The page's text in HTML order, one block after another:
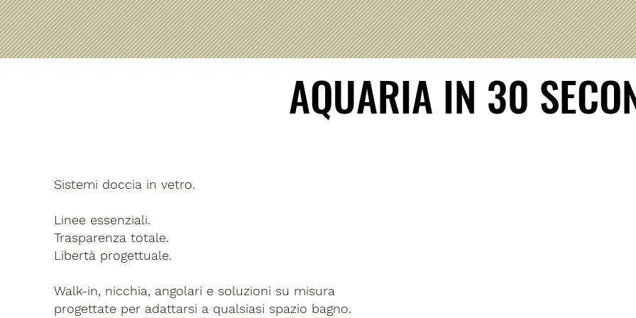
AQUARIA IN 30
AQUARIA IN 30
Sistemi doccia in vetro.
Linee essenziali.
Trasparenza totale.
Libertà progettuale.
Walk-in, nicchia, angolari e soluzioni su misura
progettate per adattarsi a qualsiasi spazio bagno.